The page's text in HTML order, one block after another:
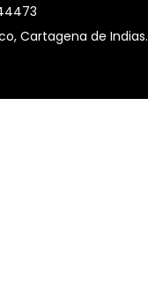
Cartagena de Indias.